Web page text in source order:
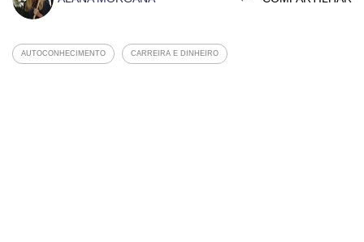
AUTOCONHECIMENTO CARREIRA E DINHEIRO